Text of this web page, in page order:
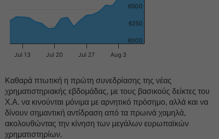
Jul 13 Jul 20 Jul 27 Aug 3
6000
6250
6500
Καθαρά πτωτική η πρώτη συνεδρίασης της νέας
χρηματιστηριακής εβδομάδας, με τους βασικούς δείκτες του
Χ.Α. να κινούνται μόνιμα με αρνητικό πρόσημο, αλλά και να
δίνουν σημαντική αντίδραση από τα πρωινά χαμηλά,
ακολουθώντας την κίνηση των μεγάλων ευρωπαϊκών
χρηματιστηρίων.